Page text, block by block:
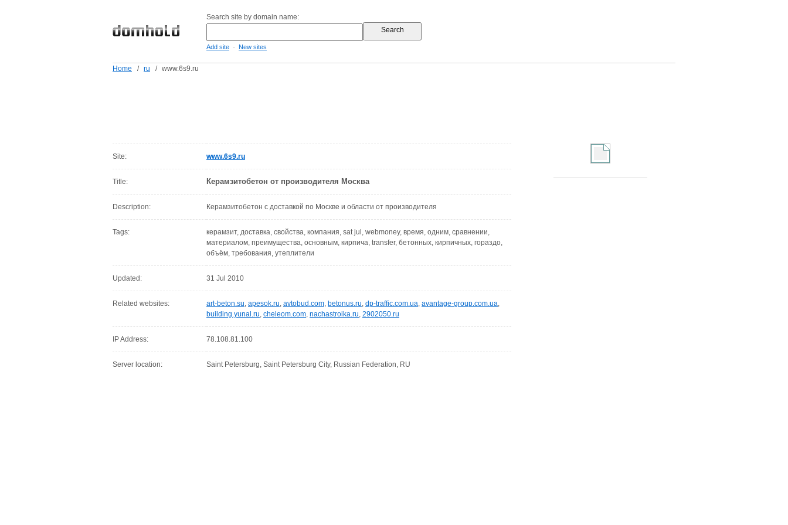
Search site by domain name:
Add site - New sites
Home / ru / www.6s9.ru
Site: www.6s9.ru
Title: Керамзитобетон от производителя Москва
Description: Керамзитобетон с доставкой по Москве и области от производителя
Tags:
керамзит, доставка, свойства, компания, sat jul, webmoney, время, одним, сравнении,
материалом, преимущества, основным, кирпича, transfer, бетонных, кирпичных, гораздо,
объём, требования, утеплители
Updated: 31 Jul 2010
Related websites: art-beton.su, apesok.ru, avtobud.com, betonus.ru, dp-traffic.com.ua, avantage-group.com.ua,
building.yunal.ru, cheleom.com, nachastroika.ru, 2902050.ru
IP Address: 78.108.81.100
Server location: Saint Petersburg, Saint Petersburg City, Russian Federation, RU